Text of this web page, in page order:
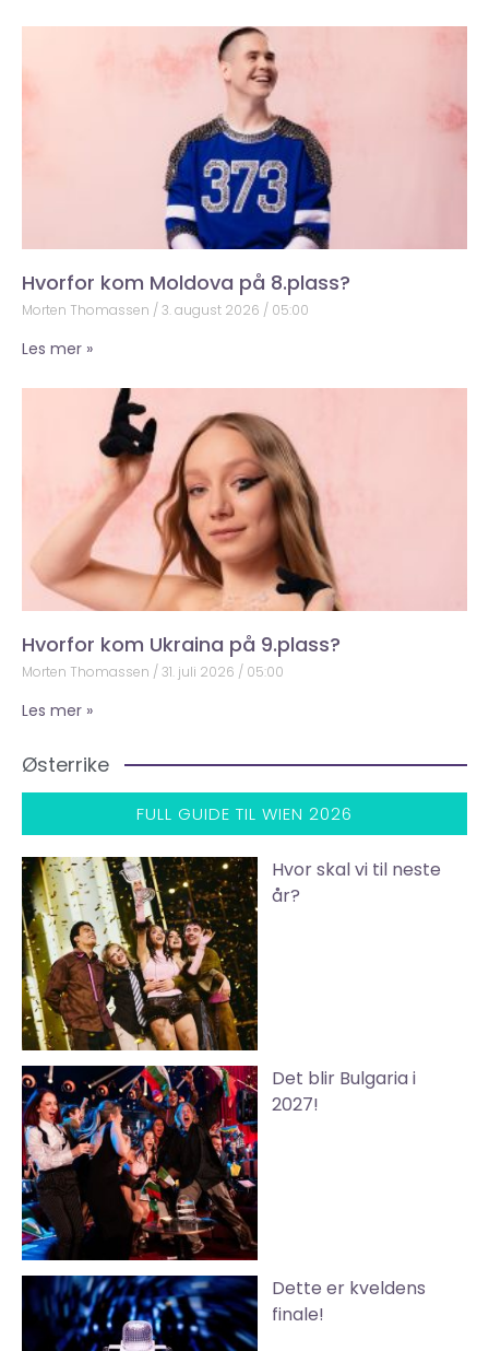
Hvorfor kom Moldova på 8.plass?
Morten Thomassen 3. august 2026 05:00
Les mer »
Hvorfor kom Ukraina på 9.plass?
Morten Thomassen 31. juli 2026 05:00
Les mer »
Østerrike
FULL GUIDE TIL WIEN 2026
Hvor skal vi til neste
år?
Det blir Bulgaria i
2027!
Dette er kveldens
finale!